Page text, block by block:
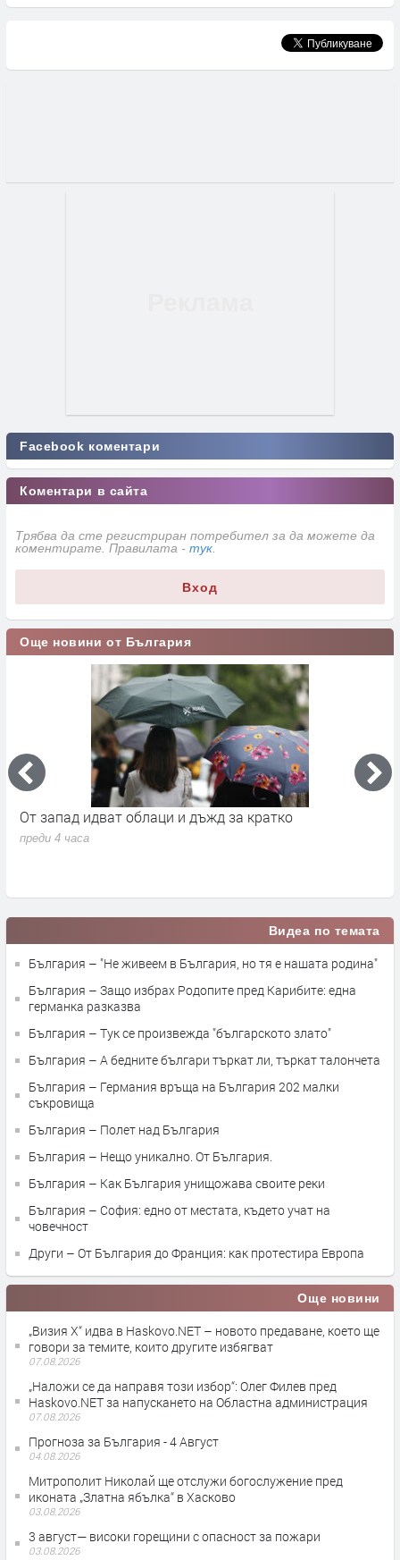
Facebook коментари
Коментари в сайта
Трябва да сте регистриран потребител за да можете да
коментирате. Правилата - тук
Вход
Още новини от България
От запад идват облаци и дъжд за кратко
преди 4 часа
Видеа по темата
България – "Не живеем в България, но тя е нашата родина"
България – Защо избрах Родопите пред Карибите: една
германка разказва
България – Тук се произвежда "българското злато"
България – А бедните българи търкат ли, търкат талончета
България – Германия връща на България 202 малки
съкровища
България – Полет над България
България – Нещо уникално. От България.
България – Как България унищожава своите реки
България – София: едно от местата, където учат на
човечност
Други – От България до Франция: как протестира Европа
Още новини
„Визия Х“ идва в Haskovo.NET – новото предаване, което ще
говори за темите, които другите избягват
07.08.2026
„Наложи се да направя този избор“: Олег Филев пред
Haskovo.NET за напускането на Областна администрация
07.08.2026
Прогноза за България - 4 Август
04.08.2026
Митрополит Николай ще отслужи богослужение пред
иконата „Златна ябълка“ в Хасково
03.08.2026
3 август— високи горещини с опасност за пожари
03.08.2026